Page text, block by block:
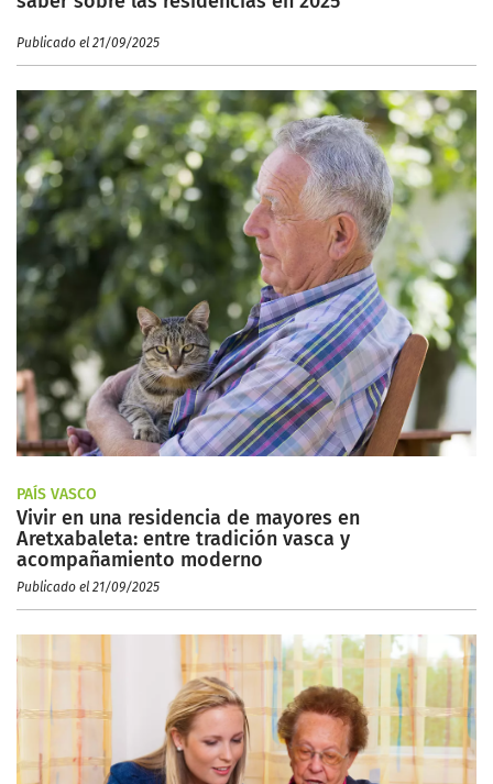
Publicado el 21/09/2025
PAÍS VASCO
Vivir en una residencia de mayores en
Aretxabaleta: entre tradición vasca y
acompañamiento moderno
Publicado el 21/09/2025